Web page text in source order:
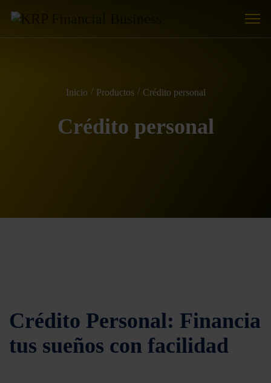
Crédito personal
Inicio Productos Crédito personal
Crédito Personal: Financia
tus sueños con facilidad